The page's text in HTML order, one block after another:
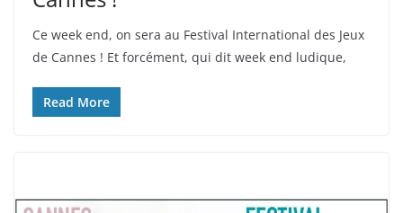
Ce week end, on sera au Festival International des Jeux
de Cannes ! Et forcément, qui dit week end ludique,
Read More